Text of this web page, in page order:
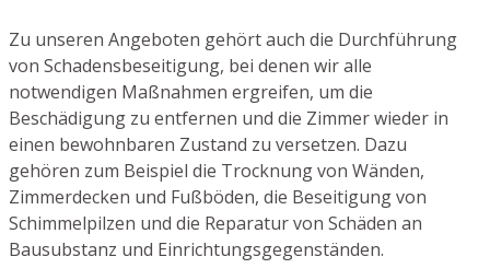
Zu unseren Angeboten gehört auch die Durchführung
von Schadensbeseitigung, bei denen wir alle
notwendigen Maßnahmen ergreifen, um die
Beschädigung zu entfernen und die Zimmer wieder in
einen bewohnbaren Zustand zu versetzen. Dazu
gehören zum Beispiel die Trocknung von Wänden,
Zimmerdecken und Fußböden, die Beseitigung von
Schimmelpilzen und die Reparatur von Schäden an
Bausubstanz und Einrichtungsgegenständen.